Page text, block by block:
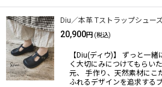
Diu／本革 Tストラップシュー
20,900円 (税込)
【Diu(ディウ)】 ずっと一
く大切にみにつけてもらい
元、 手作り、天然素材にこ
ふれるデザインを追求する